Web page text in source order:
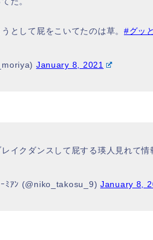
として屁をこいてたのは草。#グッ
January 8, 2021
イクダンスして屁する瑛人見れて
ﾐｱﾝ (@niko_takosu_9) January 8,